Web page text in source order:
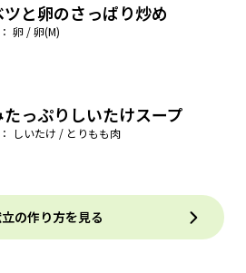
と卵のさっぱり炒め
卵 / 卵(M)
たっぷりしいたけスープ
しいたけ / とりもも肉
の作り方を見る